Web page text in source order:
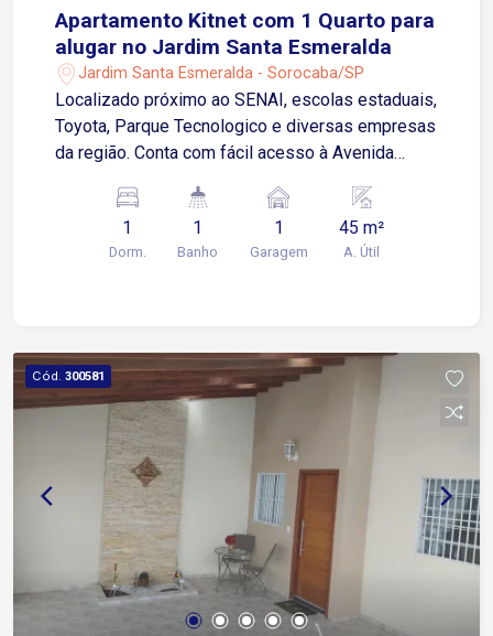
Apartamento Kitnet com 1 Quarto para
alugar no Jardim Santa Esmeralda
Jardim Santa Esmeralda - Sorocaba/SP
Localizado próximo ao SENAI, escolas estaduais,
Toyota, Parque Tecnologico e diversas empresas
da região. Conta com fácil acesso à Avenida
além de estar próximo a padarias, mercados e
outros comércios locais. Sobre o imóvel: 1
Quarto Sala de estar Cozinha com cooktop
polos industriais e comerciais da região. Agende
sua visita!
1
Dorm.
1
Banho
1
Garagem
45 m²
A. Útil
Cód. 300581